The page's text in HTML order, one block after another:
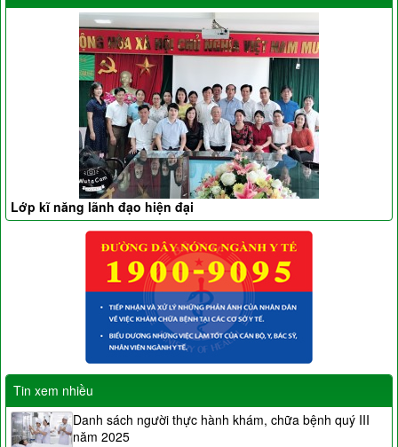
Lớp kĩ năng lãnh đạo hiện đại
Tin xem nhiều
Danh sách người thực hành khám, chữa bệnh quý III
năm 2025